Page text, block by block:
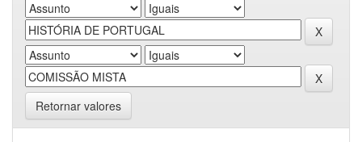
Retornar valores